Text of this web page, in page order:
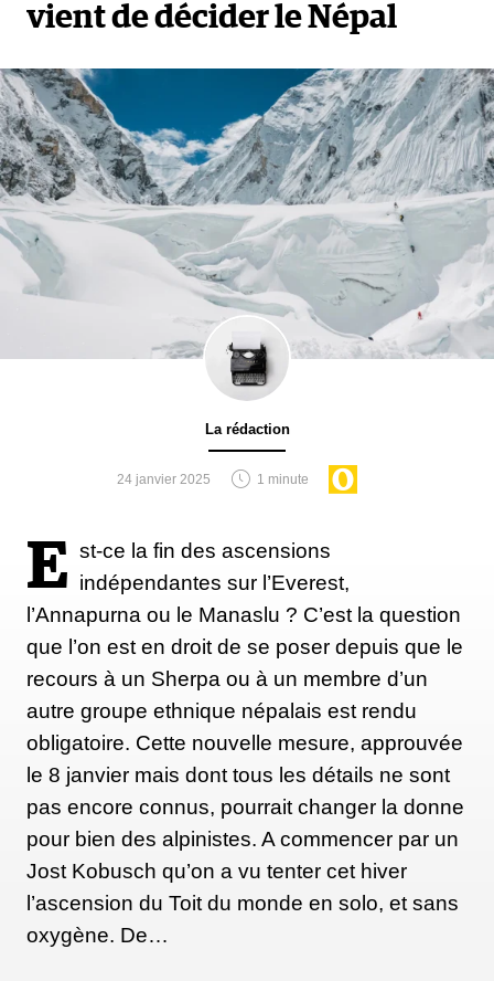
vient de décider le Népal
La rédaction
24 janvier 2025 1 minute
E st-ce la fin des ascensions
indépendantes sur l’Everest,
l’Annapurna ou le Manaslu ? C’est la question
que l’on est en droit de se poser depuis que le
recours à un Sherpa ou à un membre d’un
autre groupe ethnique népalais est rendu
obligatoire. Cette nouvelle mesure, approuvée
le 8 janvier mais dont tous les détails ne sont
pas encore connus, pourrait changer la donne
pour bien des alpinistes. A commencer par un
Jost Kobusch qu’on a vu tenter cet hiver
l’ascension du Toit du monde en solo, et sans
oxygène. De…